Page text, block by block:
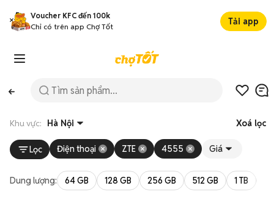
Voucher KFC đến 100k
Chỉ có trên app Chợ Tốt
Tải app
Khu vực: Hà Nội Xoá lọc
Lọc Điện thoại ZTE 4555 Giá
Dung lượng: 64 GB 128 GB 256 GB 512 GB 1 TB